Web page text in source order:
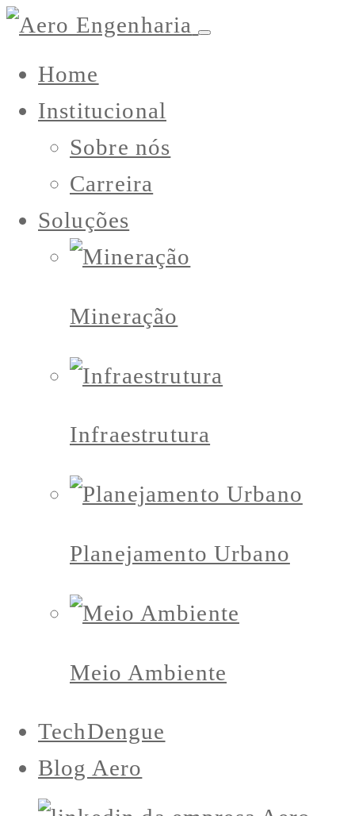
Home
Institucional
Sobre nós
Carreira
Soluções
Mineração
Infraestrutura
Planejamento Urbano
Meio Ambiente
TechDengue
Blog Aero